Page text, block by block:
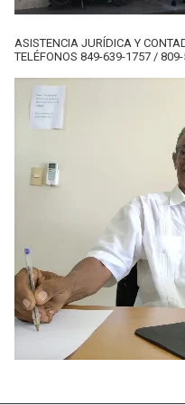
ASISTENCIA JURÍDICA Y
TELÉFONOS 849-639-1757 /